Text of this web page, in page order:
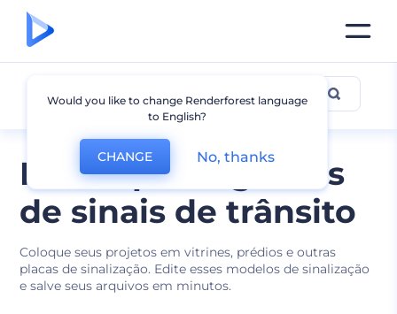
Mockups elegantes
de sinais de trânsito
Coloque seus projetos em vitrines, prédios e outras
placas de sinalização. Edite esses modelos de sinalização
e salve seus arquivos em minutos.
Mockup de Sinal
Would you like to change Renderforest language
to English?
CHANGE No, thanks